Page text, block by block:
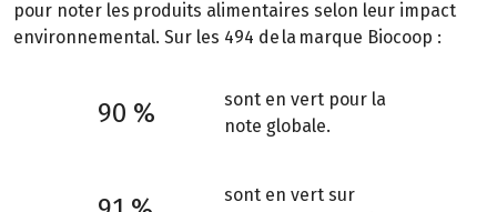
pour noter les produits alimentaires selon leur impact
environnemental. Sur les 494 de la marque Biocoop :
90 %
sont en vert pour la
note globale.
sont en vert sur